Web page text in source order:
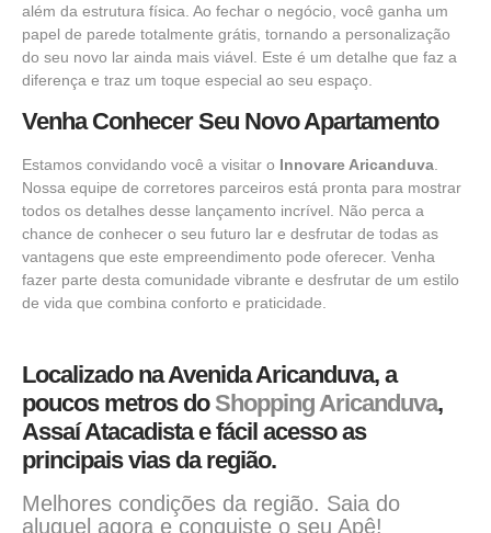
além da estrutura física. Ao fechar o negócio, você ganha um
papel de parede totalmente grátis, tornando a personalização
do seu novo lar ainda mais viável. Este é um detalhe que faz a
diferença e traz um toque especial ao seu espaço.
Venha Conhecer Seu Novo Apartamento
Estamos convidando você a visitar o Innovare Aricanduva
Nossa equipe de corretores parceiros está pronta para mostrar
todos os detalhes desse lançamento incrível. Não perca a
chance de conhecer o seu futuro lar e desfrutar de todas as
vantagens que este empreendimento pode oferecer. Venha
fazer parte desta comunidade vibrante e desfrutar de um estilo
de vida que combina conforto e praticidade.
Localizado na Avenida Aricanduva, a
poucos metros do Shopping Aricanduva,
Assaí Atacadista e fácil acesso as
principais vias da região.
Melhores condições da região. Saia do
aluguel agora e conquiste o seu Apê!